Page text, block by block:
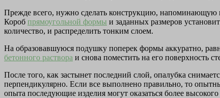
Прежде всего, нужно сделать конструкцию, напоминающую
Короб прямоугольной формы и заданных размеров
количество, и распределить тонким слоем.
На образовавшуюся подушку поперек формы аккуратно,
бетонного раствора и снова поместить на его поверхность
После того, как застынет последний слой, опалубка
перпендикулярно. Если все выполнено правильно, то
опыта последующие изделия могут оказаться более высокого